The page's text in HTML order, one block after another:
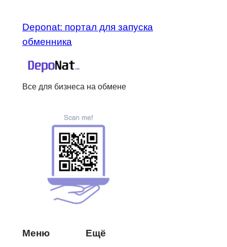
Deponat: портал для запуска
обменника
Все для бизнеса на обмене
Меню Ещё